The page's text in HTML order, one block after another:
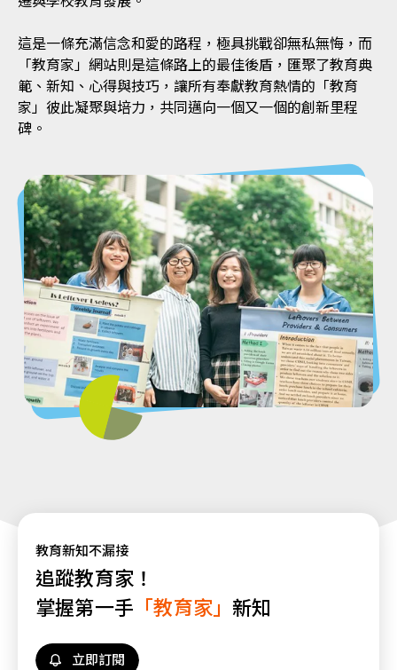
這是一條充滿信念和愛的路程，極具挑戰卻無私無悔，而
「教育家」網站則是這條路上的最佳後盾，匯聚了教育典
範、新知、心得與技巧，讓所有奉獻教育熱情的「教育
家」彼此凝聚與培力，共同邁向一個又一個的創新里程
碑。
教育新知不漏接
追蹤教育家！
掌握第一手 「教育家」 新知
立即訂閱